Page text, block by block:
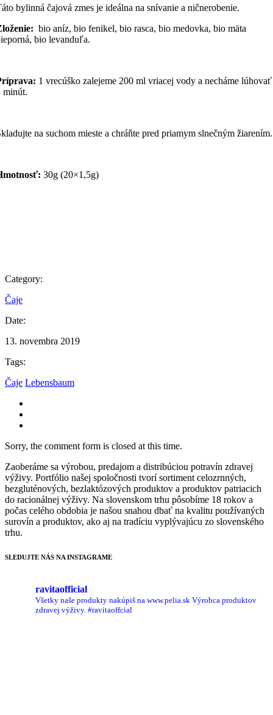
bylinná čajová zmes je ideálna na snívanie a ničnerobenie.
bio aníz, bio fenikel, bio rasca, bio medovka, bio mäta
bio levanduľa.
1 vrecúško zalejeme 200 ml vriacej vody a necháme lúhovať
minút.
na suchom mieste a chráňte pred priamym slnečným žiarením.
30g (20×1,5g)
Category:
Čaje
Date:
13. novembra 2019
Tags:
Čaje Lebensbaum
Sorry, the comment form is closed at this time.
Zaoberáme sa výrobou, predajom a distribúciou potravín zdravej
výživy. Portfólio našej spoločnosti tvorí sortiment celozrnných,
bezgluténových, bezlaktózových produktov a produktov patriacich
do racionálnej výživy. Na slovenskom trhu pôsobíme 18 rokov a
počas celého obdobia je našou snahou dbať na kvalitu používaných
surovín a produktov, ako aj na tradíciu vyplývajúcu zo slovenského
trhu.
SLEDUJTE NÁS NA INSTAGRAME
ravitaofficial
Všetky naše produkty nakúpiš na www.pelia.sk Výrobca produktov
zdravej výživy. #ravitaoffcial